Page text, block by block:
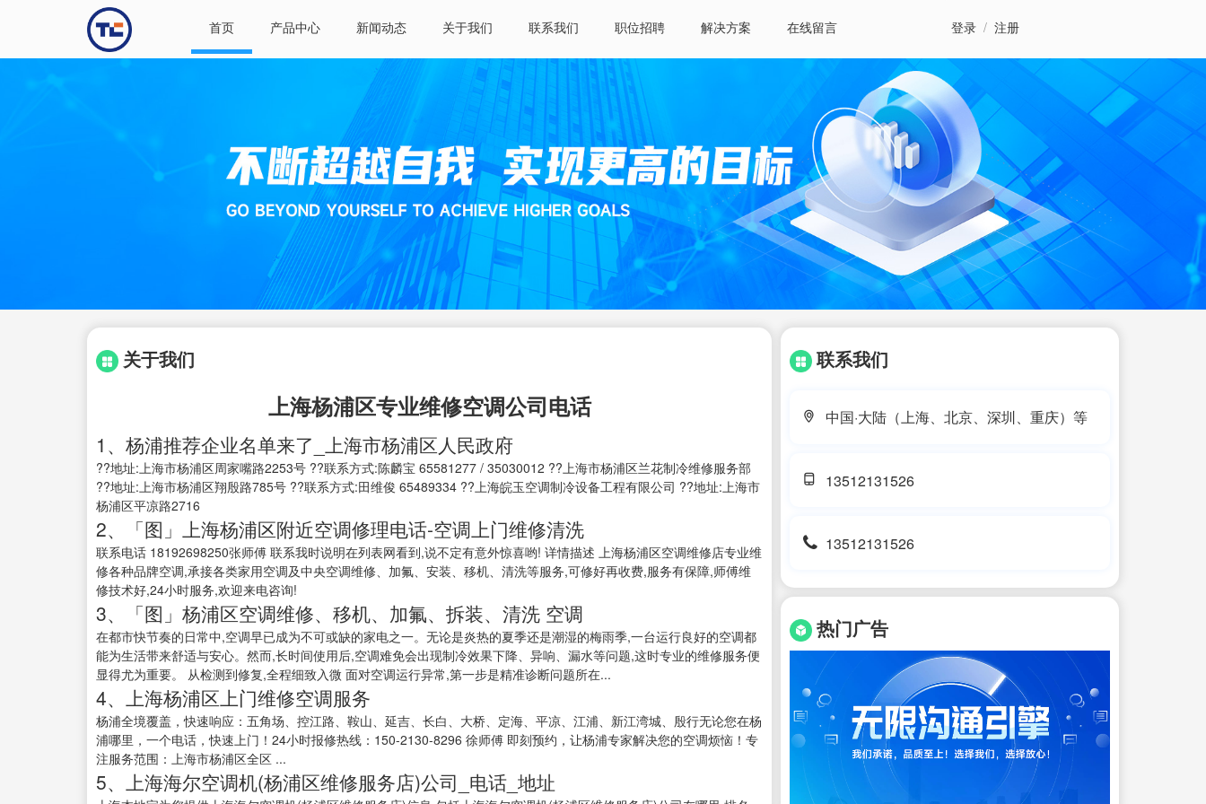
首页 产品中心 新闻动态 关于我们 联系我们 职位招聘 解决方案 在线留言 登录 / 注册
关于我们
上海杨浦区专业维修空调公司电话
1、杨浦推荐企业名单来了_上海市杨浦区人民政府
??地址:上海市杨浦区周家嘴路2253号 ??联系方式:陈麟宝 65581277 / 35030012 ??上海市杨浦区兰花制冷维修服务部
??地址:上海市杨浦区翔殷路785号 ??联系方式:田维俊 65489334 ??上海皖玉空调制冷设备工程有限公司 ??地址:上海市
杨浦区平凉路2716
2、「图」上海杨浦区附近空调修理电话-空调上门维修清洗
联系电话 18192698250张师傅 联系我时说明在列表网看到,说不定有意外惊喜哟! 详情描述 上海杨浦区空调维修店专业维
修各种品牌空调,承接各类家用空调及中央空调维修、加氟、安装、移机、清洗等服务,可修好再收费,服务有保障,师傅维
修技术好,24小时服务,欢迎来电咨询!
3、「图」杨浦区空调维修、移机、加氟、拆装、清洗 空调
在都市快节奏的日常中,空调早已成为不可或缺的家电之一。无论是炎热的夏季还是潮湿的梅雨季,一台运行良好的空调都
能为生活带来舒适与安心。然而,长时间使用后,空调难免会出现制冷效果下降、异响、漏水等问题,这时专业的维修服务便
显得尤为重要。 从检测到修复,全程细致入微 面对空调运行异常,第一步是精准诊断问题所在...
4、上海杨浦区上门维修空调服务
杨浦全境覆盖，快速响应：五角场、控江路、鞍山、延吉、长白、大桥、定海、平凉、江浦、新江湾城、殷行无论您在杨
浦哪里，一个电话，快速上门！24小时报修热线：150-2130-8296 徐师傅 即刻预约，让杨浦专家解决您的空调烦恼！专
注服务范围：上海市杨浦区全区 ...
5、上海海尔空调机(杨浦区维修服务店)公司_电话_地址
联系我们
中国·大陆（上海、北京、深圳、重庆）等
13512131526
13512131526
热门广告